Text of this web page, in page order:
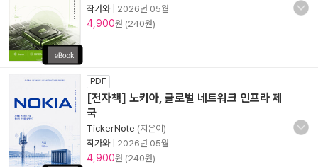
작가와| 2026년 05월
4,900원 (240원)
PDF
[전자책] 노키아, 글로벌 네트워크 인프라 제
국
TickerNote (지은이)
작가와| 2026년 05월
4,900원 (240원)